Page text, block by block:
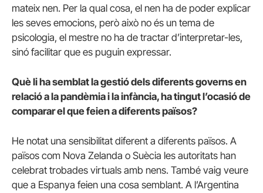
mateix nen. Per la qual cosa, el nen ha de poder explicar
les seves emocions, però això no és un tema de
psicologia, el mestre no ha de tractar d’interpretar-les,
sinó facilitar que es puguin expressar.
Què li ha semblat la gestió dels diferents governs en
relació a la pandèmia i la infància, ha tingut l’ocasió de
comparar el que feien a diferents països?
He notat una sensibilitat diferent a diferents països. A
països com Nova Zelanda o Suècia les autoritats han
celebrat trobades virtuals amb nens. També vaig veure
que a Espanya feien una cosa semblant. A l’Argentina